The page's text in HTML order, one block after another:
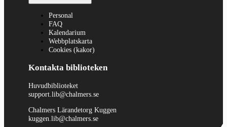
Personal
FAQ
Kalendarium
Webbplatskarta
Cookies (kakor)
Kontakta biblioteken
Huvudbiblioteket
support.lib@chalmers.se
Chalmers Lärandetorg Kuggen
kuggen.lib@chalmers.se